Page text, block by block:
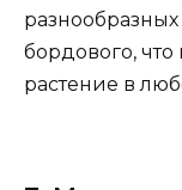
бордового, что
растение в